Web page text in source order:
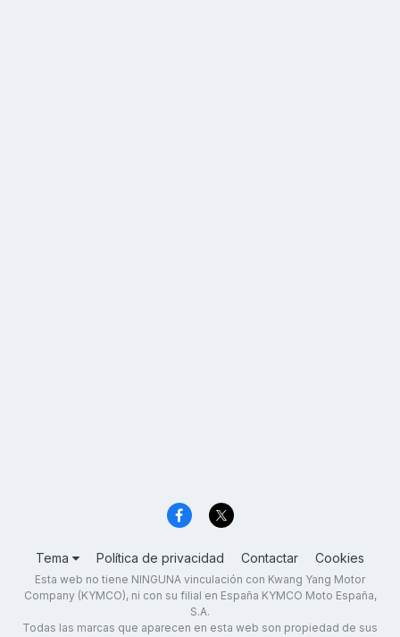
Tema Política de privacidad Contactar Cookies
Esta web no tiene NINGUNA vinculación con Kwang Yang Motor
Company (KYMCO), ni con su filial en España KYMCO Moto España,
S.A.
Todas las marcas que aparecen en esta web son propiedad de sus